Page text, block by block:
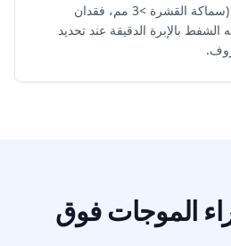
عن ميزات مشبوهة (سماكة القشرة >3 مم، فقدان
الشفط بالإبرة الدقيقة عند تحديد
الموجات فوق